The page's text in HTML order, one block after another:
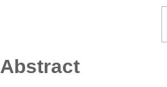
Abstract